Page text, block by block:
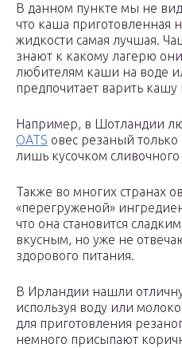
В данном пункте мы не
что каша приготовленная
жидкости самая лучшая.
знают к какому лагерю они
любителям каши на воде
предпочитает варить кашу
Например, в Шотландии
OATS овес резаный только
лишь кусочком сливочного
Также во многих странах
«перегруженой»
что она становится
вкусным, но уже не
здорового питания.
В Ирландии нашли
используя воду или
для приготовления
немного присыпают